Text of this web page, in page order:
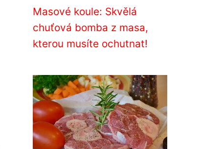
Masové koule: Skvělá
chuťová bomba z masa,
kterou musíte ochutnat!